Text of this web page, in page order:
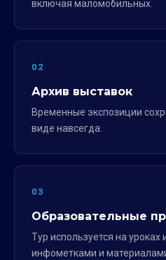
включая маломобильных.
02
Архив выставок
Временные экспозиции
виде навсегда.
03
Образовательные
Тур используется на уроках
инфометками и